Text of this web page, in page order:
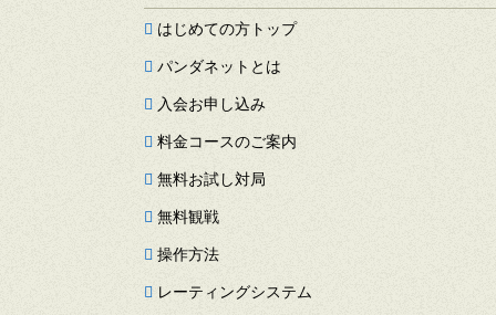
はじめての方トップ
パンダネットとは
入会お申し込み
料金コースのご案内
無料お試し対局
無料観戦
操作方法
レーティングシステム